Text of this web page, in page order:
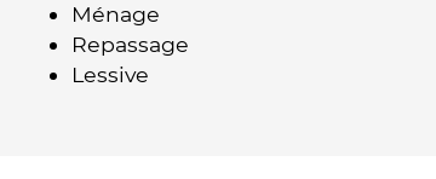
Ménage
Repassage
Lessive